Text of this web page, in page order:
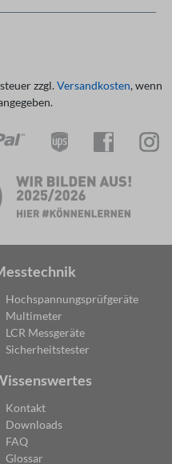
zzgl. Versandkosten, wenn
Hochspannungsprüfgeräte
Multimeter
LCR Messgeräte
Sicherheitstester
Kontakt
Downloads
FAQ
Glossar